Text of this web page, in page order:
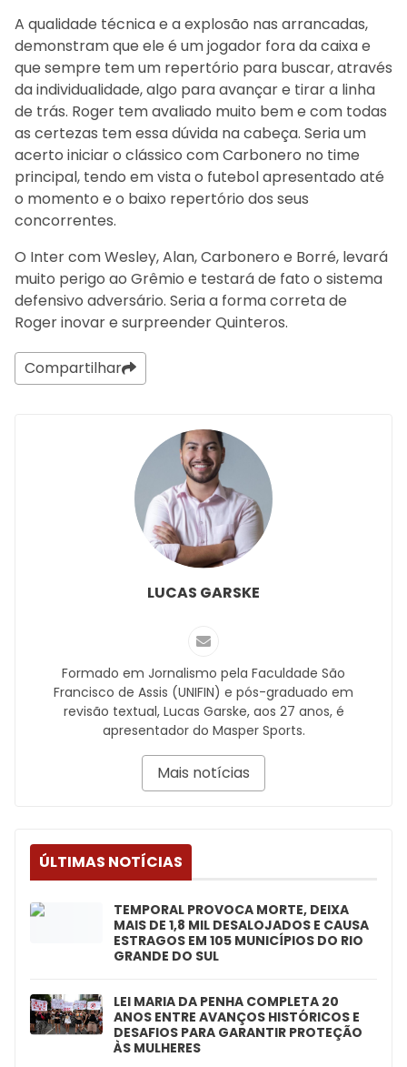
A qualidade técnica e a explosão nas arrancadas,
demonstram que ele é um jogador fora da caixa e
que sempre tem um repertório para buscar, através
da individualidade, algo para avançar e tirar a linha
de trás. Roger tem avaliado muito bem e com todas
as certezas tem essa dúvida na cabeça. Seria um
acerto iniciar o clássico com Carbonero no time
principal, tendo em vista o futebol apresentado até
o momento e o baixo repertório dos seus
concorrentes.
O Inter com Wesley, Alan, Carbonero e Borré, levará
muito perigo ao Grêmio e testará de fato o sistema
defensivo adversário. Seria a forma correta de
Roger inovar e surpreender Quinteros.
Compartilhar
LUCAS GARSKE
Formado em Jornalismo pela Faculdade São
Francisco de Assis (UNIFIN) e pós-graduado em
revisão textual, Lucas Garske, aos 27 anos, é
apresentador do Masper Sports.
Mais notícias
ÚLTIMAS NOTÍCIAS
TEMPORAL PROVOCA MORTE, DEIXA
MAIS DE 1,8 MIL DESALOJADOS E CAUSA
ESTRAGOS EM 105 MUNICÍPIOS DO RIO
GRANDE DO SUL
LEI MARIA DA PENHA COMPLETA 20
ANOS ENTRE AVANÇOS HISTÓRICOS E
DESAFIOS PARA GARANTIR PROTEÇÃO
ÀS MULHERES